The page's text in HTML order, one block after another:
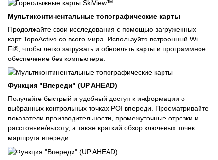
Мультиконтинентальные топографические карты
Продолжайте свои исследования с помощью загруженных
карт TopoActive со всего мира. Используйте встроенный Wi-
Fi®, чтобы легко загружать и обновлять карты и программное
обеспечение без компьютера.
Функция "Впереди" (UP AHEAD)
Получайте быстрый и удобный доступ к информации о
выбранных контрольных точках POI впереди. Просматривайте
показатели производительности, промежуточные отрезки и
расстояние/высоту, а также краткий обзор ключевых точек
маршрута впереди.